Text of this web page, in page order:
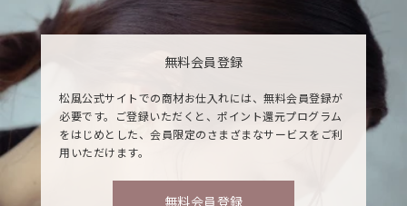
無料会員登録
松風公式サイトでの商材お仕入れには、無料会員登録が
必要です。ご登録いただくと、ポイント還元プログラム
をはじめとした、会員限定のさまざまなサービスをご利
用いただけます。
無料会員登録